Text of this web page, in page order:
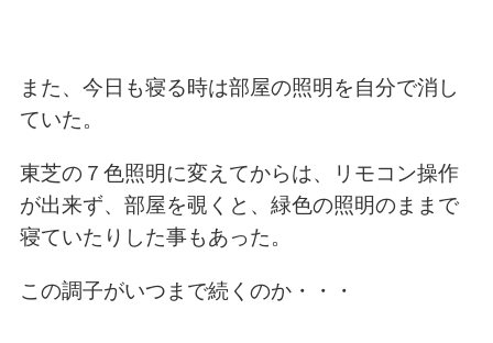
また、今日も寝る時は部屋の照明を自分で消し
ていた。
東芝の７色照明に変えてからは、リモコン操作
が出来ず、部屋を覗くと、緑色の照明のままで
寝ていたりした事もあった。
この調子がいつまで続くのか・・・